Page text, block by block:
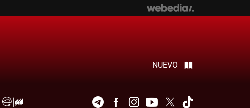
NUEVO
TelegramFacebookInstagramYoutubeTwitter